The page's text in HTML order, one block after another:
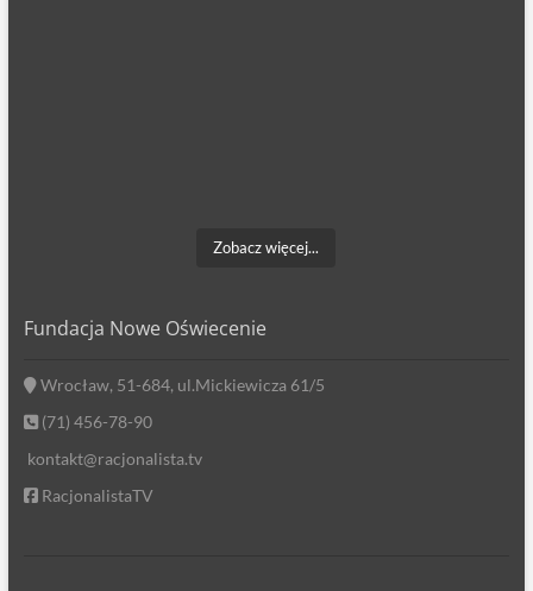
Zobacz więcej...
Fundacja Nowe Oświecenie
Wrocław, 51-684, ul.Mickiewicza 61/5
(71) 456-78-90
kontakt@racjonalista.tv
RacjonalistaTV